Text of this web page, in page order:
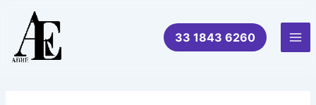
contenido
33 1843 6260